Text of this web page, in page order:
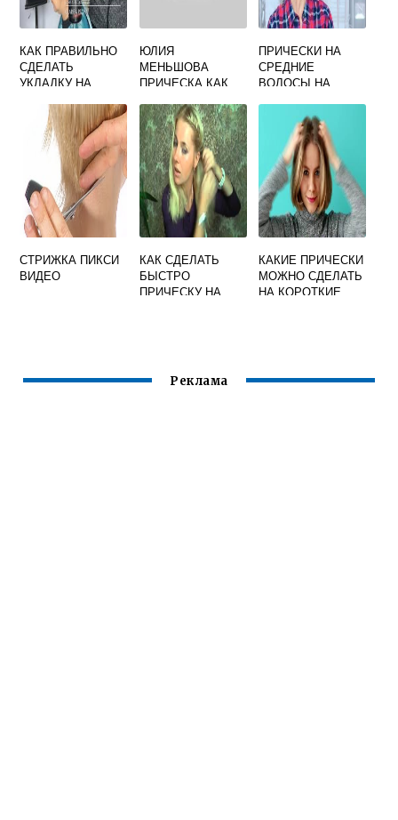
КАК ПРАВИЛЬНО
СДЕЛАТЬ
УКЛАДКУ НА
ВОЛОСЫ ФЕНОМ
ВИДЕО
ЮЛИЯ
МЕНЬШОВА
ПРИЧЕСКА КАК
ПРИЧЕСКИ НА
СРЕДНИЕ
ВОЛОСЫ НА
ДОМАШНИХ
УСЛОВИЯХ
СТРИЖКА ПИКСИ
ВИДЕО
КАК СДЕЛАТЬ
БЫСТРО
ПРИЧЕСКУ НА
КАКИЕ ПРИЧЕСКИ
МОЖНО СДЕЛАТЬ
НА КОРОТКИЕ
Реклама